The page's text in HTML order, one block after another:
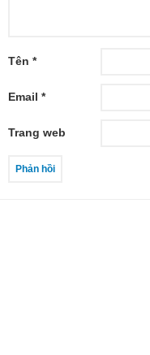
Tên *
Email *
Trang web